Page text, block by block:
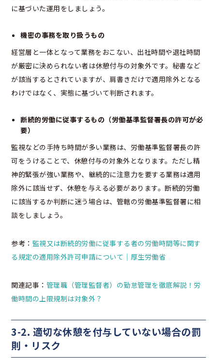
に基づいた運用をしましょう。
機密の事務を取り扱うもの
経営層と一体となって業務をおこない、出社時間や退社時間
が厳密に決められない者は休憩付与の対象外です。秘書など
が該当するとされていますが、肩書きだけで適用除外となる
わけではなく、実態に基づいて判断されます。
断続的労働に従事するもの（労働基準監督署長の許可が必
要）
監視などの手持ち時間が多い業務は、労働基準監督署長の許
可をうけることで、休憩付与の対象外となります。ただし精
神的緊張が強い業務や、継続的に注意力を要する業務は適用
除外に該当せず、休憩を与える必要があります。断続的労働
に該当するか判断に迷う場合は、管轄の労働基準監督署に相
談をしましょう。
参考： 監視又は断続的労働に従事する者の労働時間等に関す
る規定の適用除外許可申請について｜厚生労働省
関連記事： 管理職（管理監督者）の勤怠管理を徹底解説！労
働時間の上限規制は対象外？
3-2. 適切な休憩を付与していない場合の罰
則・リスク